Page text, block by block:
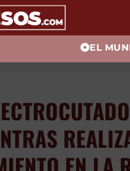
EL